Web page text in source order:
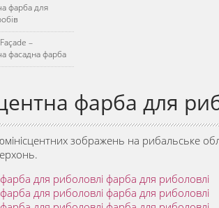
фарба для
–
фасадна фарба
фарба для
зображень на рибальське